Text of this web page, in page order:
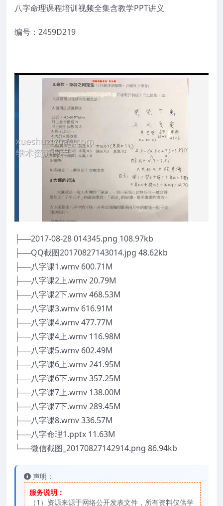
八字命理课程培训视频全集含教学PPT讲义
编号：2459D219
├──2017-08-28 014345.png 108.97kb
├──QQ截图20170827143014.jpg 48.62kb
├──八字课1.wmv 600.71M
├──八字课2上.wmv 20.79M
├──八字课2下.wmv 468.53M
├──八字课3.wmv 616.91M
├──八字课4.wmv 477.77M
├──八字课4上.wmv 116.98M
├──八字课5.wmv 602.49M
├──八字课6上.wmv 241.95M
├──八字课6下.wmv 357.25M
├──八字课7上.wmv 138.00M
├──八字课7下.wmv 289.45M
├──八字课8.wmv 336.57M
├──八字命理1.pptx 11.63M
└──微信截图_20170827142914.png 86.94kb
声明：
服务说明：
（1）资源来源于网络公开发表文件，所有资料仅供学